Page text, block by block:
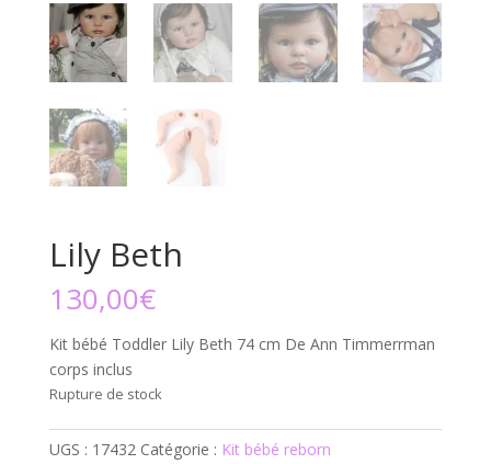
Lily Beth
130,00€
Kit bébé Toddler Lily Beth 74 cm De Ann Timmerrman
corps inclus
Rupture de stock
UGS : 17432 Catégorie : Kit bébé reborn